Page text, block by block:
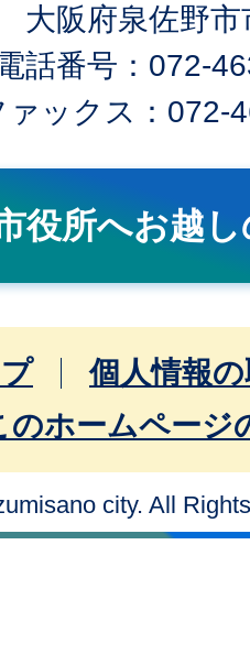
阪府泉佐野市
話番号：072-
ァックス：072-
役所へお越
個人情報
のホームページ
city. All